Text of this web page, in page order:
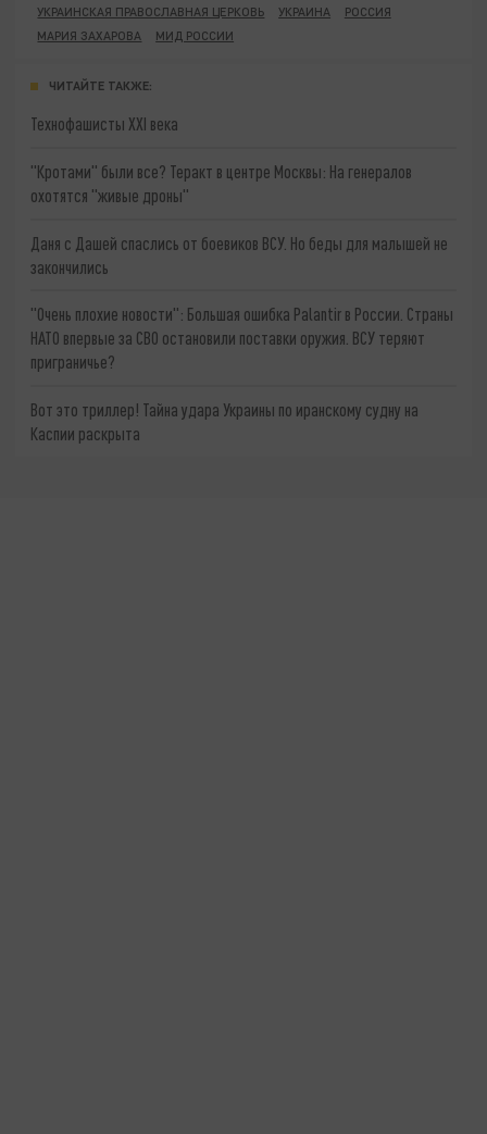
УКРАИНСКАЯ ПРАВОСЛАВНАЯ ЦЕРКОВЬ
УКРАИНА
РОССИЯ
МАРИЯ ЗАХАРОВА
МИД РОССИИ
ЧИТАЙТЕ ТАКЖЕ:
Технофашисты XXI века
"Кротами" были все? Теракт в центре Москвы: На генералов
охотятся "живые дроны"
Даня с Дашей спаслись от боевиков ВСУ. Но беды для малышей не
закончились
"Очень плохие новости": Большая ошибка Palantir в России. Страны
НАТО впервые за СВО остановили поставки оружия. ВСУ теряют
приграничье?
Вот это триллер! Тайна удара Украины по иранскому судну на
Каспии раскрыта